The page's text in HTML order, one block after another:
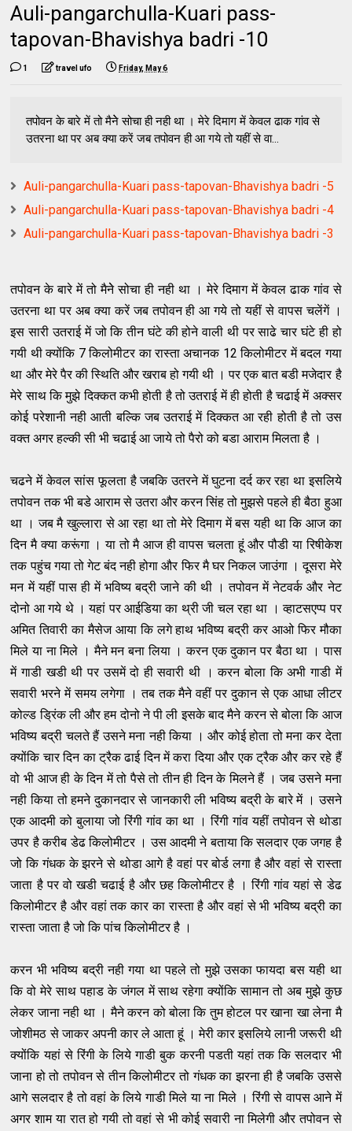
Auli-pangarchulla-Kuari pass-
tapovan-Bhavishya badri -10
1 travel ufo Friday, May 6
तपोवन के बारे में तो मैनेे सोचा ही नही था । मेरे दिमाग में केवल ढाक गांव से
उतरना था पर अब क्या करें जब तपोवन ही आ गये तो यहीं से वा...
Auli-pangarchulla-Kuari pass-tapovan-Bhavishya badri -5
Auli-pangarchulla-Kuari pass-tapovan-Bhavishya badri -4
Auli-pangarchulla-Kuari pass-tapovan-Bhavishya badri -3
तपोवन के बारे में तो मैनेे सोचा ही नही था । मेरे दिमाग में केवल ढाक गांव से
उतरना था पर अब क्या करें जब तपोवन ही आ गये तो यहीं से वापस चलेंगें ।
इस सारी उतराई में जो कि तीन घंटे की होने वाली थी पर साढे चार घंटे ही हो
गयी थी क्योंकि 7 किलोमीटर का रास्ता अचानक 12 किलोमीटर में बदल गया
था और मेरे पैर की स्थिति और खराब हो गयी थी । पर एक बात बडी मजेदार है
मेरे साथ कि मुझे दिक्कत कभी होती है तो उतराई में ही होती है चढाई में अक्सर
कोई परेशानी नही आती बल्कि जब उतराई में दिक्कत आ रही होती है तो उस
वक्त अगर हल्की सी भी चढाई आ जाये तो पैरो को बडा आराम मिलता है ।
चढने में केवल सांस फूलता है जबकि उतरने में घुटना दर्द कर रहा था इसलिये
तपोवन तक भी बडे आराम से उतरा और करन सिंह तो मुझसे पहले ही बैठा हुआ
था । जब मै खुल्लारा से आ रहा था तो मेरे दिमाग में बस यही था कि आज का
दिन मै क्या करूंगा । या तो मै आज ही वापस चलता हूं और पौडी या रिषीकेश
तक पहुंच गया तो गेट बंद नही होगा और फिर मै घर निकल जाउंगा । दूसरा मेरे
मन में यहीं पास ही में भविष्य बद्री जाने की थी । तपोवन में नेटवर्क और नेट
दोनो आ गये थे । यहां पर आईडिया का थ्री जी चल रहा था । व्हाटसएप्प पर
अमित तिवारी का मैसेज आया कि लगे हाथ भविष्य बद्री कर आओ फिर मौका
मिले या ना मिले । मैने मन बना लिया । करन एक दुकान पर बैठा था । पास
में गाडी खडी थी पर उसमें दो ही सवारी थी । करन बोला कि अभी गाडी में
सवारी भरने में समय लगेगा । तब तक मैने वहीं पर दुकान से एक आधा लीटर
कोल्ड ड्रिंक ली और हम दोनो ने पी ली इसके बाद मैने करन से बोला कि आज
भविष्य बद्री चलते हैं उसने मना नही किया । और कोई होता तो मना कर देता
क्योंकि चार दिन का ट्रैक ढाई दिन में करा दिया और एक ट्रैक और कर रहे हैं
वो भी आज ही के दिन में तो पैसे तो तीन ही दिन के मिलने हैं । जब उसने मना
नही किया तो हमने दुकानदार से जानकारी ली भविष्य बद्री के बारे में । उसने
एक आदमी को बुलाया जो रिंगी गांव का था । रिंगी गांव यहीं तपोवन से थोडा
उपर है करीब डेढ किलोमीटर । उस आदमी ने बताया कि सलदार एक जगह है
जो कि गंधक के झरने से थोडा आगे है वहां पर बोर्ड लगा है और वहां से रास्ता
जाता है पर वो खडी चढाई है और छह किलोमीटर है । रिंगी गांव यहां से डेढ
किलोमीटर है और वहां तक कार का रास्ता है और वहां से भी भविष्य बद्री का
रास्ता जाता है जो कि पांच किलोमीटर है ।
करन भी ​भविष्य बद्री नही गया था पहले तो मुझे उसका फायदा बस यही था
कि वो मेरे साथ पहाड के जंगल में साथ रहेगा क्योंकि सामान तो अब मुझे कुछ
लेकर जाना नही था । मैने करन को बोला कि तुम होटल पर खाना खा लेना मै
जोशीमठ से जाकर अपनी कार ले आता हूं । मेरी कार इसलिये लानी जरूरी थी
क्योंकि यहां से रिंगी के लिये गाडी बुक करनी पडती यहां तक कि सलदार भी
जाना हो तो तपोवन से तीन किलोमीटर तो गंधक का झरना ही है जबकि उससे
आगे सलदार है तो वहां के लिये गाडी मिले या ना मिले । रिंगी से वापस आने में
अगर शाम या रात हो गयी तो वहां से भी कोई सवारी ना मिलेगी और तपोवन से